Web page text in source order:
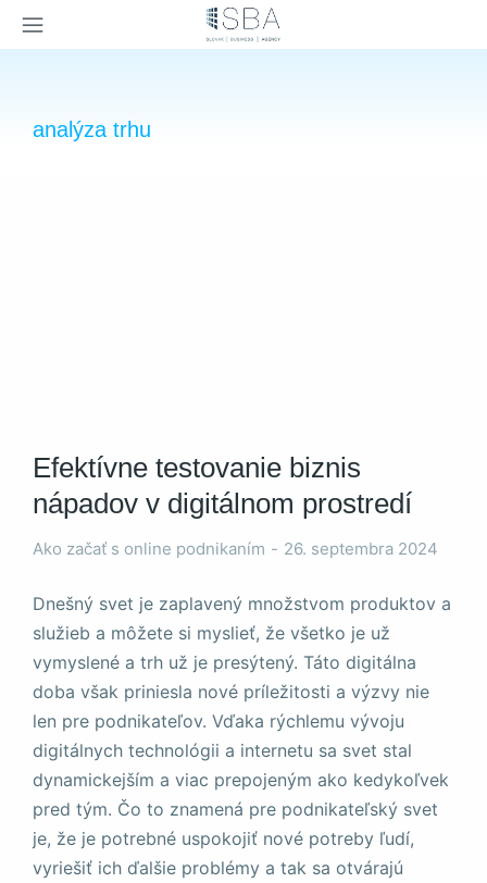
analýza trhu
Efektívne testovanie biznis
nápadov v digitálnom prostredí
Ako začať s online podnikaním 26. septembra 2024
Dnešný svet je zaplavený množstvom produktov a
služieb a môžete si myslieť, že všetko je už
vymyslené a trh už je presýtený. Táto digitálna
doba však priniesla nové príležitosti a výzvy nie
len pre podnikateľov. Vďaka rýchlemu vývoju
digitálnych technológii a internetu sa svet stal
dynamickejším a viac prepojeným ako kedykoľvek
pred tým. Čo to znamená pre podnikateľský svet
je, že je potrebné uspokojiť nové potreby ľudí,
vyriešiť ich ďalšie problémy a tak sa otvárajú
Nevyhnutné
Tieto súbory
cookie nie sú
potrebné pre
fungovanie
webovej
stránky.
Štatistiky